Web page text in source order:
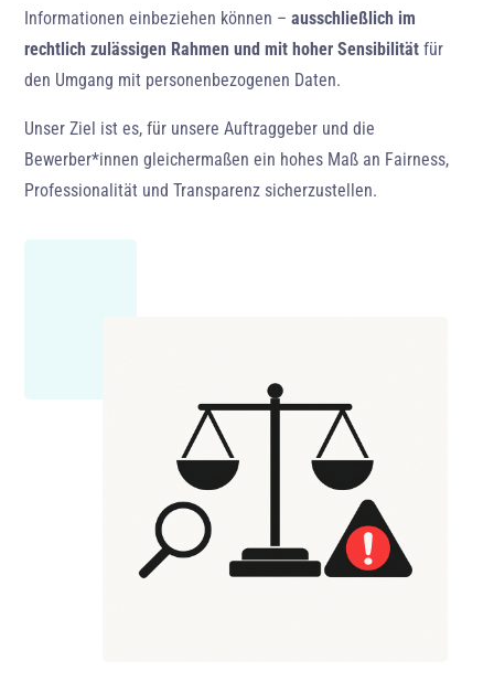
Informationen einbeziehen können –ausschließlich im
rechtlich zulässigen Rahmen und mit hoher Sensibilität für
den Umgang mit personenbezogenen Daten.
Unser Ziel ist es, für unsere Auftraggeber und die
Bewerber*innen gleichermaßen ein hohes Maß an Fairness,
Professionalität und Transparenz sicherzustellen.